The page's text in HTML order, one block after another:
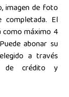
imagen de foto
completada. El
como máximo 4
abonar su
a través
de crédito y